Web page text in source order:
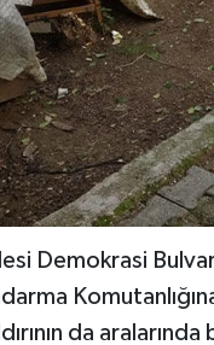
Demokrasi
da